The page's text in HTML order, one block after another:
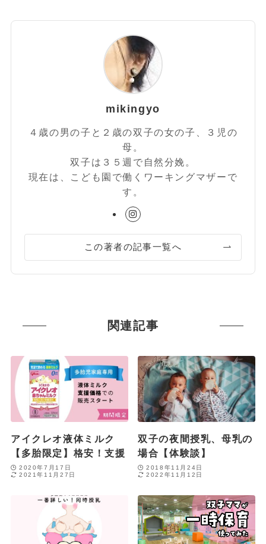
mikingyo
４歳の男の子と２歳の双子の女の子、３児の
母。
双子は３５週で自然分娩。
現在は、こども園で働くワーキングマザーで
す。
この著者の記事一覧へ
関連記事
アイクレオ液体ミルク
【多胎限定】格安！支援
2020年7月17日
2021年11月27日
双子の夜間授乳、母乳の
場合【体験談】
2018年11月24日
2022年11月12日